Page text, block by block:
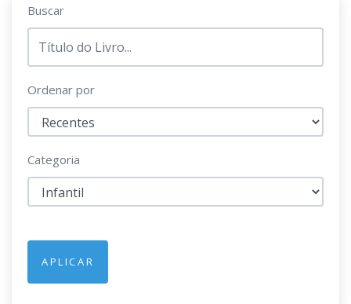
Buscar
Ordenar por
Categoria
APLICAR